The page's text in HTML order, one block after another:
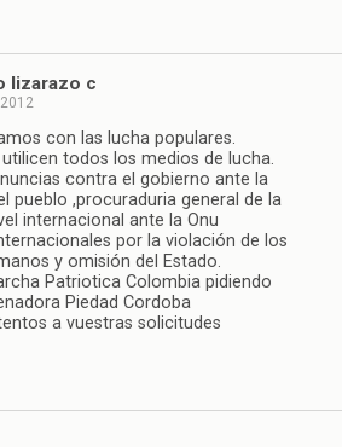
lizarazo c
con las lucha populares.
todos los medios de lucha.
contra el gobierno ante la
pueblo ,procuraduria general de la
internacional ante la Onu
por la violación de los
y omisión del Estado.
Patriotica Colombia pidiendo
Piedad Cordoba
a vuestras solicitudes